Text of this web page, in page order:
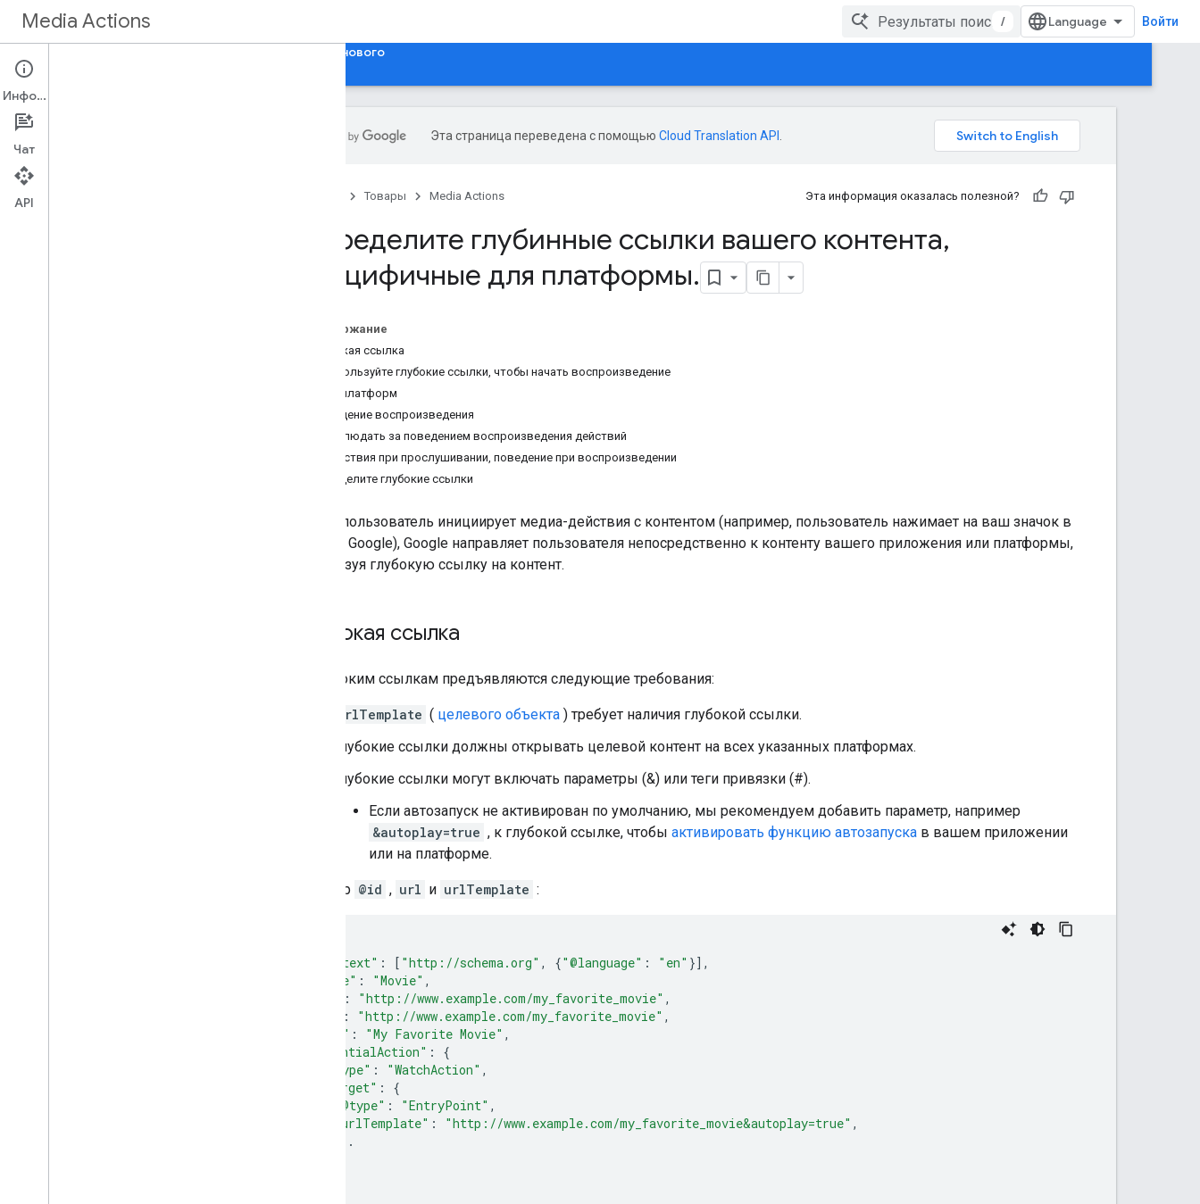
Media Actions / Войти
Что нового
Начать
Обзор
Эта страница переведена с помощью Cloud Translation API
Товары Media Actions Эта информация оказалась полезной?
Определите глубинные ссылки вашего контента,
специфичные для платформы.
Содержание
Глубокая ссылка
Используйте глубокие ссылки, чтобы начать воспроизведение
Типы платформ
Поведение воспроизведения
Наблюдать за поведением воспроизведения действий
Действия при прослушивании, поведение при воспроизведении
Определите глубокие ссылки
Когда пользователь инициирует медиа-действия с контентом (например, пользователь нажимает на ваш значок в
поиске Google), Google направляет пользователя непосредственно к контенту вашего приложения или платформы,
используя глубокую ссылку на контент.
Глубокая ссылка
К глубоким ссылкам предъявляются следующие требования:
urlTemplate ( целевого объекта ) требует наличия глубокой ссылки.
Глубокие ссылки должны открывать целевой контент на всех указанных платформах.
Глубокие ссылки могут включать параметры (&) или теги привязки (#).
Если автозапуск не активирован по умолчанию, мы рекомендуем добавить параметр, например
&autoplay=true , к глубокой ссылке, чтобы активировать функцию автозапуска в вашем приложении
или на платформе.
Пример @id , url и urlTemplate :
"@context" : [ "http://schema.org" , {"@language" : "en" }],
"@type" : "Movie" ,
: "http://www.example.com/my_favorite_movie" ,
: "http://www.example.com/my_favorite_movie" ,
"name" : "My Favorite Movie" ,
"potentialAction" :
{
"@type" : "WatchAction" ,
"target" :
{
"@type" : "EntryPoint" ,
"urlTemplate" : "http://www.example.com/my_favorite_movie&autoplay=true" ,
...
Информация
Чат
API